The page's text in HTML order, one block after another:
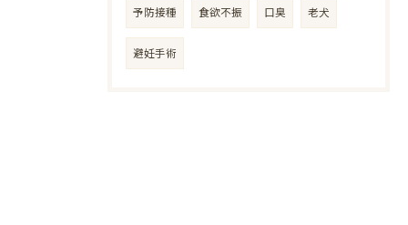
予防接種 食欲不振 口臭 老犬
避妊手術